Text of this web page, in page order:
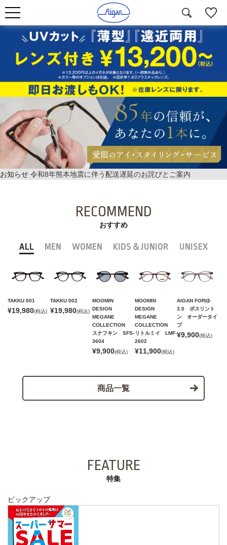
お知らせ 令和8年熊本地震に伴う配送遅延のお詫びとご案内
RECOMMEND
おすすめ
ALL MEN WOMEN KIDS＆JUNIOR UNISEX
TAKKU 001
¥19,980(税込)
TAKKU 002
¥19,980(税込)
MOOMIN
DESIGN
MEGANE
COLLECTION
スナフキン SFS-
3604
¥9,900(税込)
MOOMIN
DESIGN
MEGANE
COLLECTION
リトルミイ LMF-
2602
¥11,900(税込)
AIGAN FORゆ
3.0 ボスリント
ン オーダータイ
プ
¥9,900(税込)
商品一覧
FEATURE
特集
ピックアップ